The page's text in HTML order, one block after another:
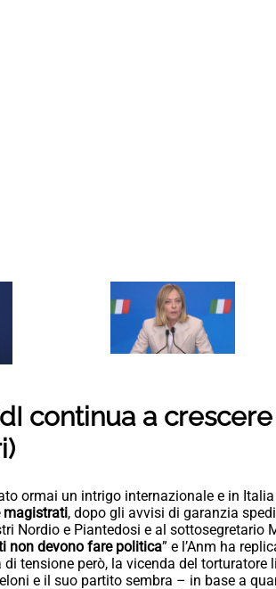
continua a
ormai un intrigo internazionale e in
magistrati, dopo gli avvisi di garanzia
Nordio e Piantedosi e al sottosegretario
non devono fare politica” e l’Anm ha
di tensione però, la vicenda del torturatore
e il suo partito sembra – in base a